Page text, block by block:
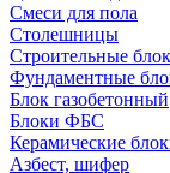
Смеси для пола
Столешницы
Строительные
Фундаментные
Блок газобетонный
Блоки ФБС
Керамические
Азбест, шифер